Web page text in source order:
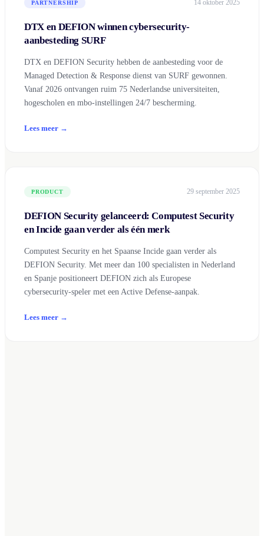
PARTNERSHIP 14 oktober 2025
DTX en DEFION winnen cybersecurity-
aanbesteding SURF
DTX en DEFION Security hebben de aanbesteding voor de
Managed Detection & Response dienst van SURF gewonnen.
Vanaf 2026 ontvangen ruim 75 Nederlandse universiteiten,
hogescholen en mbo-instellingen 24/7 bescherming.
Lees meer →
PRODUCT 29 september 2025
DEFION Security gelanceerd: Computest Security
en Incide gaan verder als één merk
Computest Security en het Spaanse Incide gaan verder als
DEFION Security. Met meer dan 100 specialisten in Nederland
en Spanje positioneert DEFION zich als Europese
cybersecurity-speler met een Active Defense-aanpak.
Lees meer →